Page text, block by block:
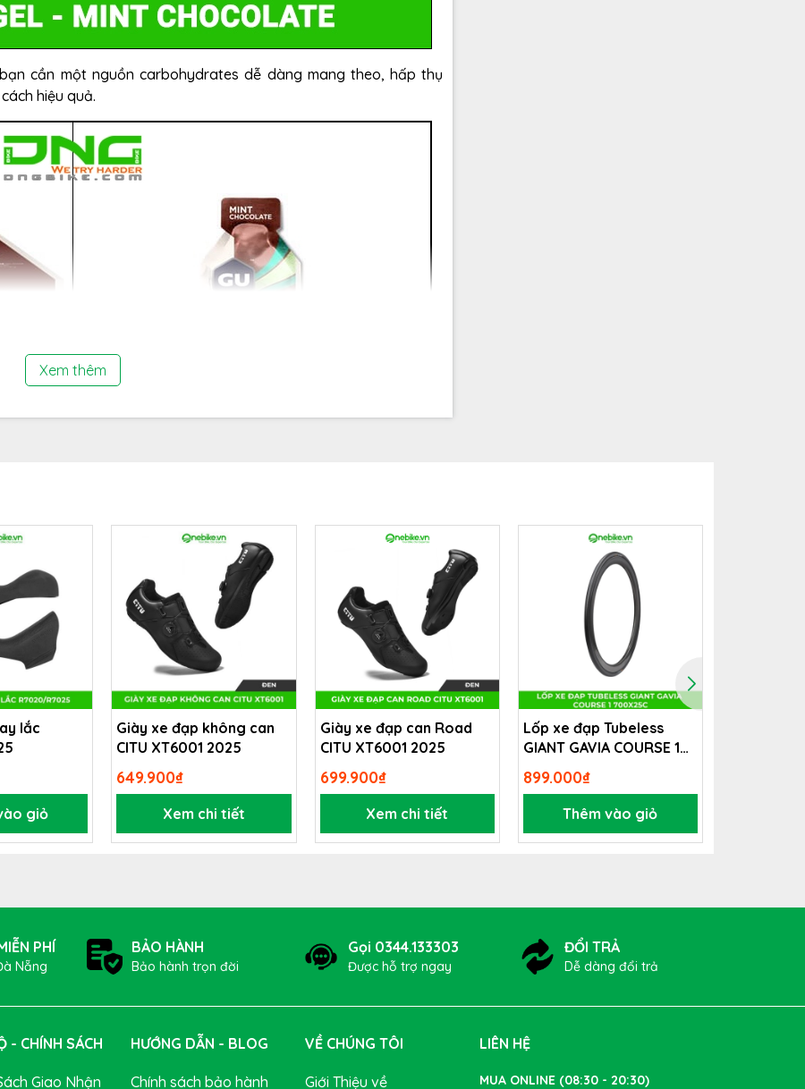
cần một nguồn carbohydrates dễ dàng mang theo, hấp thụ
hiệu quả.
thi đấu tốt hơn trong trong khoảng thời gian dài.
Xem thêm
lắc
giỏ
Giày xe đạp không can
CITU XT6001 2025
649.900₫
Xem chi tiết
Giày xe đạp can Road
CITU XT6001 2025
699.900₫
Xem chi tiết
Lốp xe đạp Tubeless
GIANT GAVIA COURSE 1
700x25c
899.000₫
Thêm vào giỏ
PHÍ
Nẵng
BẢO HÀNH
Bảo hành trọn đời
Gọi 0344.133303
Được hỗ trợ ngay
ĐỔI TRẢ
Dễ dàng đổi trả
- CHÍNH SÁCH
Giao Nhận
HƯỚNG DẪN - BLOG
Chính sách bảo hành
VỀ CHÚNG TÔI
Giới Thiệu về
LIÊN HỆ
MUA ONLINE (08:30 - 20:30)